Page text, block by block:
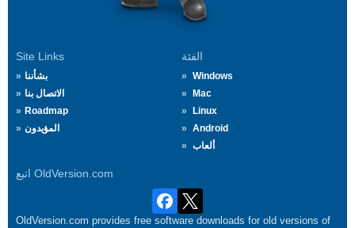
Site Links
بشأننا
الاتصال بنا
Roadmap
المؤيدون
الفئة
Windows
Mac
Linux
Android
ألعاب
اتبع OldVersion.com
OldVersion.com provides free software downloads for old versions of